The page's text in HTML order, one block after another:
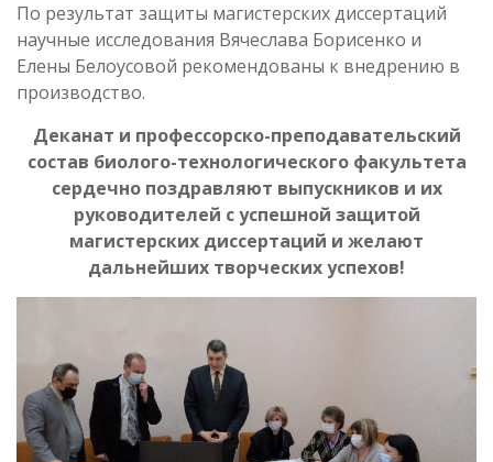
По результат защиты магистерских диссертаций
научные исследования Вячеслава Борисенко и
Елены Белоусовой рекомендованы к внедрению в
производство.
Деканат и профессорско-преподавательский
состав биолого-технологического факультета
сердечно поздравляют выпускников и их
руководителей с успешной защитой
магистерских диссертаций и желают
дальнейших творческих успехов!